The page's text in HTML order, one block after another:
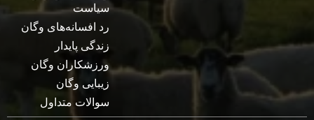
سیاست
رد افسانه‌های وگان
زندگی پایدار
ورزشکاران وگان
زیبایی وگان
سوالات متداول